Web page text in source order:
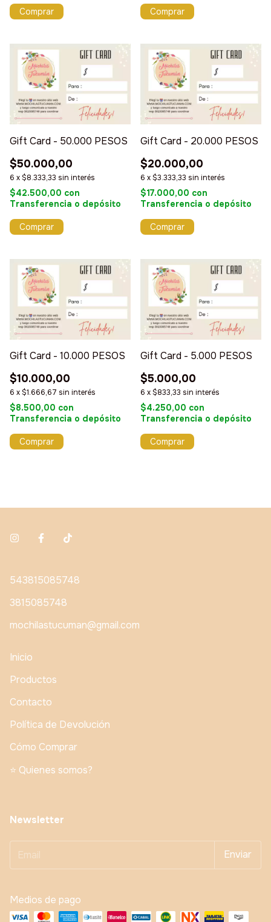
Gift Card - 50.000 PESOS
$50.000,00
6 x$8.333,33 sin interés
$42.500,00 con
Transferencia o depósito
Gift Card - 20.000 PESOS
$20.000,00
6 x$3.333,33 sin interés
$17.000,00 con
Transferencia o depósito
Gift Card - 10.000 PESOS
$10.000,00
6 x$1.666,67 sin interés
$8.500,00 con
Transferencia o depósito
Gift Card - 5.000 PESOS
$5.000,00
6 x$833,33 sin interés
$4.250,00 con
Transferencia o depósito
543815085748
3815085748
mochilastucuman@gmail.com
Inicio
Productos
Contacto
Política de Devolución
Cómo Comprar
⭐️ Quienes somos?
Newsletter
Medios de pago